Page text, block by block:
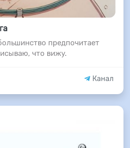
предпочитает
что вижу.
Канал